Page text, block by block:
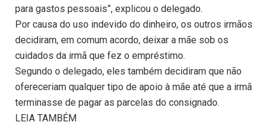
para gastos pessoais”, explicou o delegado.
Por causa do uso indevido do dinheiro, os outros irmãos
decidiram, em comum acordo, deixar a mãe sob os
cuidados da irmã que fez o empréstimo.
Segundo o delegado, eles também decidiram que não
ofereceriam qualquer tipo de apoio à mãe até que a irmã
terminasse de pagar as parcelas do consignado.
LEIA TAMBÉM